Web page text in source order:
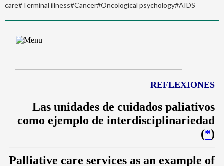
care#Terminal illness#Cancer#Oncological psychology#AIDS